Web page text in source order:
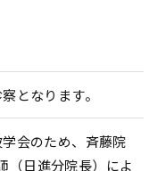
となります。
会のため、斉藤院
（日進分院長）によ